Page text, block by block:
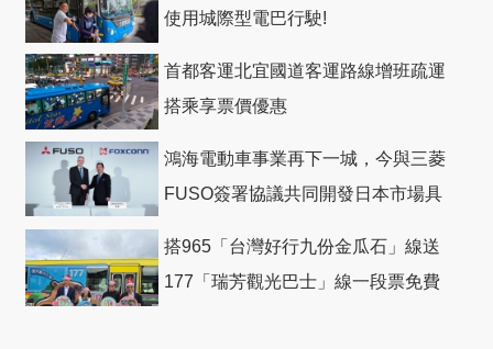
使用城際型電巴行駛!
首都客運北宜國道客運路線增班疏運
搭乘享票價優惠
鴻海電動車事業再下一城，今與三菱
FUSO簽署協議共同開發日本市場具
搭965「台灣好行九份金瓜石」線送
177「瑞芳觀光巴士」線一段票免費